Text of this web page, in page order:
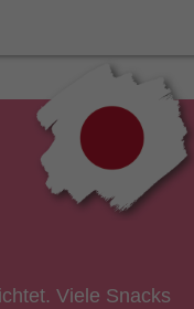
Viele Snacks